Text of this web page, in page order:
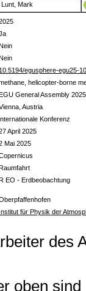
Lunt, Mark
Nein
Nein
egusphere-egu25-
helicopter-borne
EGU General Assembly 2025
Austria
Konferenz
April 2025
Mai 2025
Raumfahrt
R EO - Erdbeobachtung
Institut für Physik der
des
oben